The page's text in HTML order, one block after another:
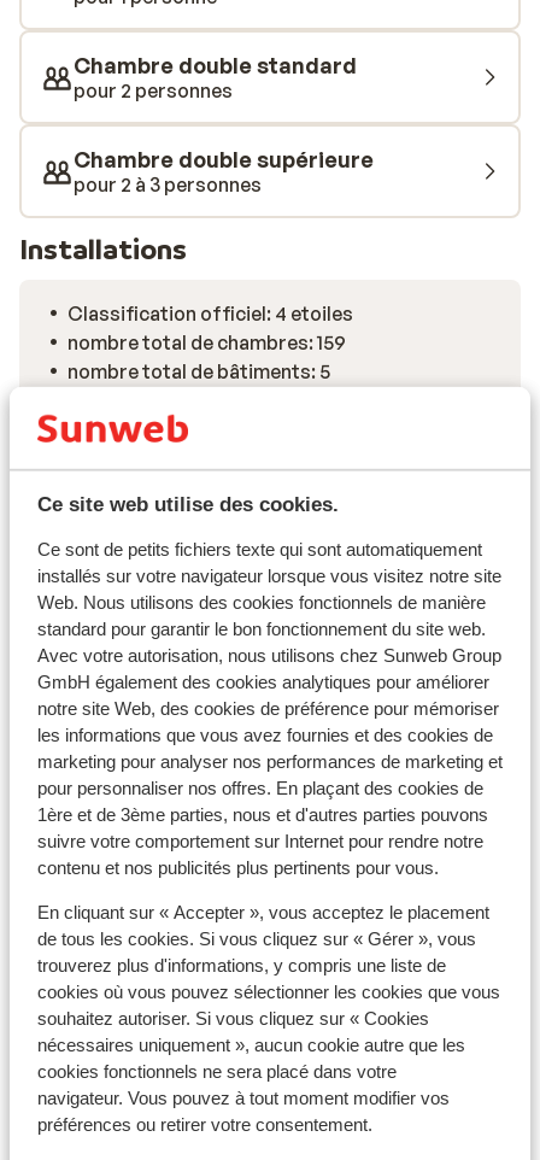
Ce site web utilise des cookies.
Ce sont de petits fichiers texte qui sont automatiquement
installés sur votre navigateur lorsque vous visitez notre site
Web. Nous utilisons des cookies fonctionnels de manière
standard pour garantir le bon fonctionnement du site web.
Avec votre autorisation, nous utilisons chez Sunweb Group
GmbH également des cookies analytiques pour améliorer
notre site Web, des cookies de préférence pour mémoriser
les informations que vous avez fournies et des cookies de
marketing pour analyser nos performances de marketing et
pour personnaliser nos offres. En plaçant des cookies de
1ère et de 3ème parties, nous et d'autres parties pouvons
suivre votre comportement sur Internet pour rendre notre
contenu et nos publicités plus pertinents pour vous.
En cliquant sur « Accepter », vous acceptez le placement
de tous les cookies. Si vous cliquez sur « Gérer », vous
trouverez plus d'informations, y compris une liste de
cookies où vous pouvez sélectionner les cookies que vous
souhaitez autoriser. Si vous cliquez sur « Cookies
nécessaires uniquement », aucun cookie autre que les
cookies fonctionnels ne sera placé dans votre
navigateur. Vous pouvez à tout moment modifier vos
préférences ou retirer votre consentement.
Chambre double standard
pour 2 personnes
Chambre double supérieure
pour 2 à 3 personnes
Installations
Classification officiel: 4 etoiles
nombre total de chambres: 159
nombre total de bâtiments: 5
ascenseur
parking
Voir toutes les installations
Informations de voyage
Formule
Ce que les clients pensent
Malheureusement, il n'y a actuellement aucun avis
pour cet hébergement.
Emplacement
Afficher sur la carte